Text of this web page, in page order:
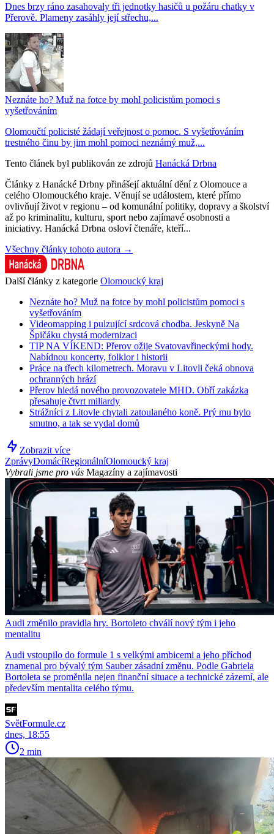
Dnes brzy ráno zasahovaly tři jednotky hasičů u požáru chatky v
Přerově. Plameny zasáhly její střechu,...
Neznáte ho? Muž na fotce by mohl policistům pomoci s
vyšetřováním
Olomoučtí policisté žádají veřejnost o pomoc. S vyšetřováním
trestného činu by jim mohl pomoci neznámý muž,...
Tento článek byl publikován ze zdrojů Hanácká Drbna
Články z Hanácké Drbny přinášejí aktuální dění z Olomouce a
celého Olomouckého kraje. Věnují se událostem, které přímo
ovlivňují život v regionu – od komunální politiky, dopravy a školství
až po kriminalitu, kulturu, sport nebo zajímavé osobnosti a
iniciativy. Hanácká Drbna osloví čtenáře, kteří...
Všechny články tohoto autora →
Další články z kategorie Olomoucký kraj
Neznáte ho? Muž na fotce by mohl policistům pomoci s
vyšetřováním
Videomapping i pulzující srdcová chodba. Jeskyně Na
Špičáku chystá modernizaci
TIP NA VÍKEND: Přerov ožije Svatovavřineckými hody.
Nabídnou koncerty, folklor i historii
Práce na třech kilometrech. Moravu v Litovli čeká obnova
ochranných hrází
Přerov hledá nového provozovatele MHD. Obří zakázka
přesahuje čtvrt miliardy
Strážníci z Litovle chytali zatoulaného koně. Prý mu bylo
smutno, a tak se vydal domů
Zobrazit více
ZprávyDomácíRegionálníOlomoucký kraj
Vybrali jsme pro vás Magazíny a zajímavosti
Audi změnilo pravidla hry. Bortoleto chválí nový tým i jeho
mentalitu
Audi vstoupilo do formule 1 s velkými ambicemi a jeho příchod
znamenal pro bývalý tým Sauber zásadní změnu. Podle Gabriela
Bortoleta se proměnila nejen finanční situace a technické zázemí, ale
především mentalita celého týmu.
SvětFormule.cz
dnes, 18:55
2 min